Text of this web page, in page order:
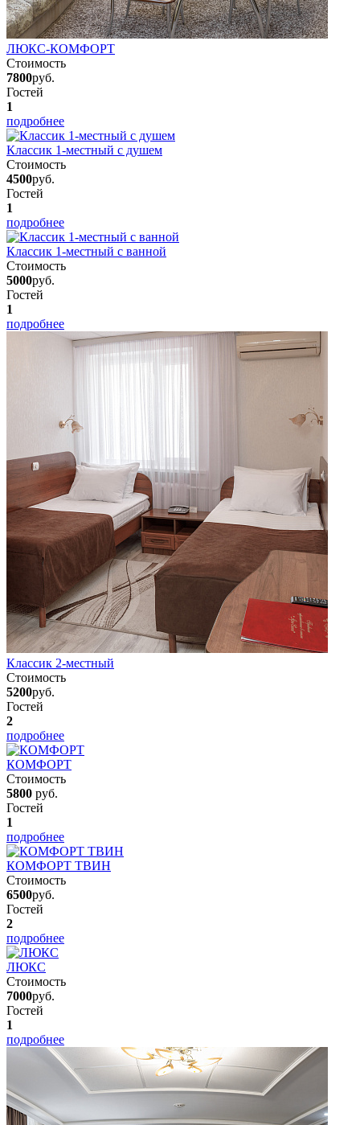
ЛЮКС-КОМФОРТ
Стоимость
7800руб.
Гостей
1
подробнее
Классик 1-местный с душем
Стоимость
4500руб.
Гостей
1
подробнее
Классик 1-местный с ванной
Стоимость
5000руб.
Гостей
1
подробнее
Классик 2-местный
Стоимость
5200руб.
Гостей
2
подробнее
КОМФОРТ
Стоимость
5800 руб.
Гостей
1
подробнее
КОМФОРТ ТВИН
Стоимость
6500руб.
Гостей
2
подробнее
ЛЮКС
Стоимость
7000руб.
Гостей
1
подробнее